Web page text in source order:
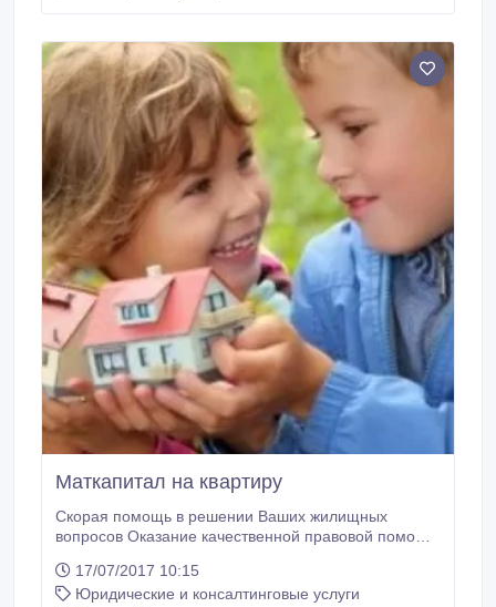
продлевается: на 6 лет для холодной и на 4 года
для горячей воды.
Маткапитал на квартиру
Скорая помощь в решении Ваших жилищных
вопросов Оказание качественной правовой помощи
на покупку недвижимости.
17/07/2017 10:15
Юридические и консалтинговые услуги